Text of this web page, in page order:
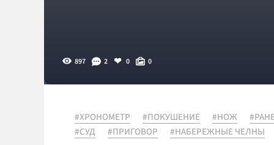
897 2 0 0
#ХРОНОМЕТР #ПОКУШЕНИЕ #НОЖ
#СУД
#ПРИГОВОР #НАБЕРЕЖНЫЕ ЧЕЛНЫ